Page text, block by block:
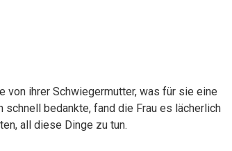
von ihrer Schwiegermutter, was für sie eine
schnell bedankte, fand die Frau es lächerlich
all diese Dinge zu tun.